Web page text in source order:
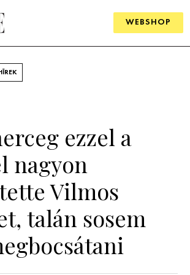
WEBSHOP
ezzel a
nagyon
Vilmos
talán sosem